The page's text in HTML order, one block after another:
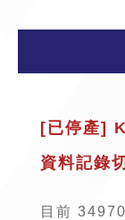
[已停產]
資料記錄
目前